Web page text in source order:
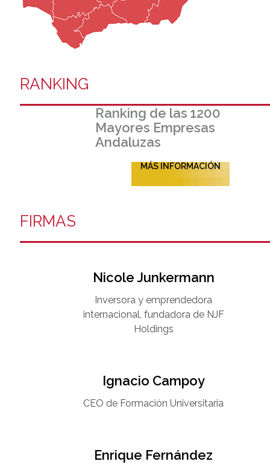
RANKING
Ranking de las 1200
Mayores Empresas
Andaluzas
MÁS INFORMACIÓN
FIRMAS
Nicole Junkermann​
Inversora y emprendedora
internacional, fundadora de NJF
Holdings
Ignacio Campoy​
CEO de Formación Universitaria​
Enrique Fernández